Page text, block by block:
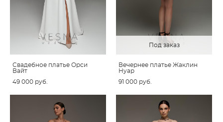
Свадебное платье Орси
Вайт
49 000 pуб.
Под заказ
Вечернее платье Жаклин
Нуар
91 000 pуб.